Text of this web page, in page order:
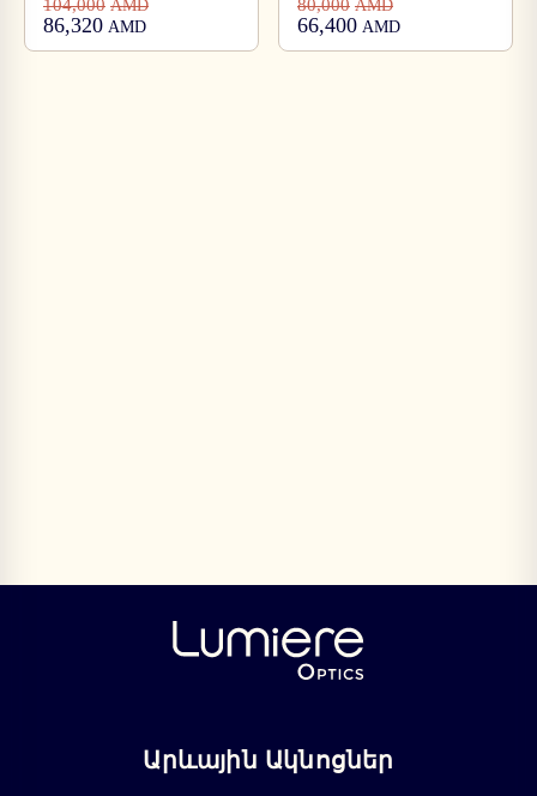
104,000 AMD
86,320 AMD
80,000 AMD
66,400 AMD
Արևային Ակնոցներ